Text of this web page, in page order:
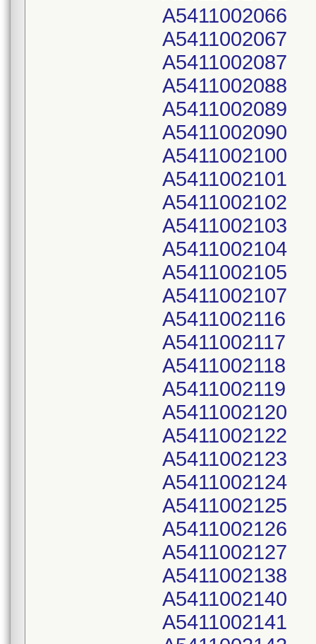
A5411002066
A5411002067
A5411002087
A5411002088
A5411002089
A5411002090
A5411002100
A5411002101
A5411002102
A5411002103
A5411002104
A5411002105
A5411002107
A5411002116
A5411002117
A5411002118
A5411002119
A5411002120
A5411002122
A5411002123
A5411002124
A5411002125
A5411002126
A5411002127
A5411002138
A5411002140
A5411002141